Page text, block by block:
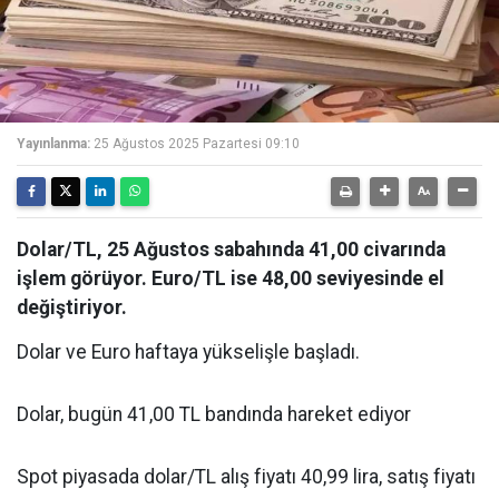
Yayınlanma: 25 Ağustos 2025 Pazartesi 09:10
Dolar/TL, 25 Ağustos sabahında 41,00 civarında
işlem görüyor. Euro/TL ise 48,00 seviyesinde el
değiştiriyor.
Dolar ve Euro haftaya yükselişle başladı.
Dolar, bugün 41,00 TL bandında hareket ediyor
Spot piyasada dolar/TL alış fiyatı 40,99 lira, satış fiyatı